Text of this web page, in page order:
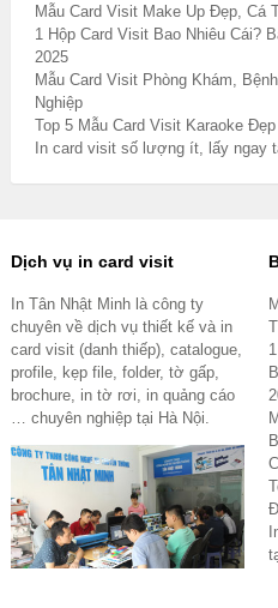
Mẫu Card Visit Make Up Đẹp, Cá
1 Hộp Card Visit Bao Nhiêu Cái?
2025
Mẫu Card Visit Phòng Khám,
Nghiệp
Top 5 Mẫu Card Visit Karaoke
In card visit số lượng ít, lấy ngay
Dịch vụ in card visit
In Tân Nhật Minh là công ty
chuyên về dịch vụ thiết kế và in
card visit (danh thiếp), catalogue,
profile, kẹp file, folder, tờ gấp,
brochure, in tờ rơi, in quảng cáo
… chuyên nghiệp tại Hà Nội.